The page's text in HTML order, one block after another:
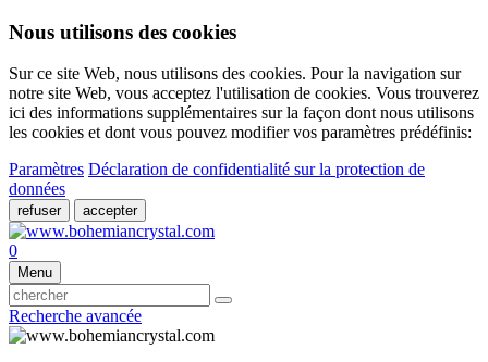
Nous utilisons des cookies
Sur ce site Web, nous utilisons des cookies. Pour la navigation sur
notre site Web, vous acceptez l'utilisation de cookies. Vous trouverez
ici des informations supplémentaires sur la façon dont nous utilisons
les cookies et dont vous pouvez modifier vos paramètres prédéfinis:
Paramètres Déclaration de confidentialité sur la protection de
données
refuser accepter
0
Menu
Recherche avancée